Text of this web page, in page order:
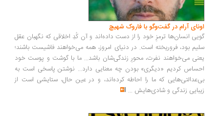
اونای آرام در گفت‌وگو با فاروک شهیچ‭
گویی انسان‌ها ترمزِ خود را از دست داده‌اند و آن کُدِ اخلاقی که نگهبان عقل
سلیم بود، فروریخته است. در دنیای امروز، همه می‌خواهند فاشیست باشند؛
یعنی می‌خواهند نفرت، محورِ زندگی‌شان باشد... ما با گوشت و پوست خود
احساس کردیم «دیگری» بودن چه معنایی دارد... نوشتن پاسخی است به
بی‌عدالتی‌هایی که ما را احاطه کرده‌اند، و در عین حال، ستایشی است از
زیبایی زندگی و شادی‌هایش ...